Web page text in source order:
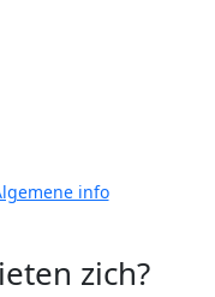
info
zich?